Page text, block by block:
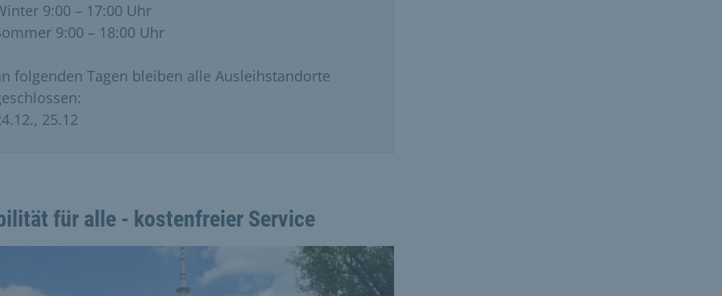
9:00 – 17:00 Uhr
9:00 – 18:00 Uhr
folgenden Tagen bleiben alle Ausleihstandorte
25.12
für alle - kostenfreier Service